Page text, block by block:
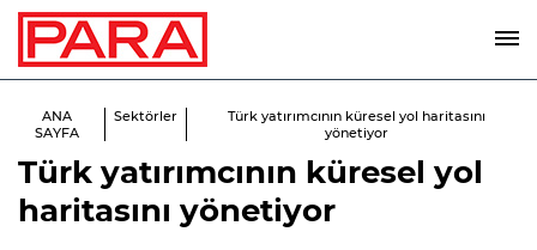
ANA
SAYFA
Sektörler
Türk yatırımcının küresel yol haritasını
yönetiyor
Türk yatırımcının küresel yol
haritasını yönetiyor